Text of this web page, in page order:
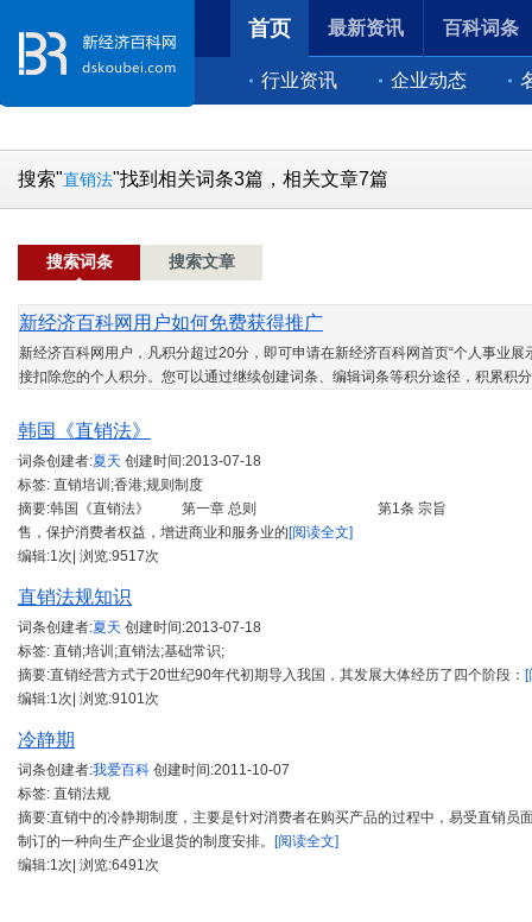
首页
行业资讯 企业动态
最新资讯 百科词条
搜索"直销法"找到相关词条3篇，相关文章7篇
搜索词条 搜索文章
新经济百科网用户如何免费获得推广
新经济百科网用户，凡积分超过20分，即可申请在新经济百科网首页“个人事业
接扣除您的个人积分。您可以通过继续创建词条、编辑词条等积分途径，积累积
韩国《直销法》
词条创建者:夏天 创建时间:2013-07-18
标签: 直销培训;香港;规则制度
摘要:韩国《直销法》 第一章 总则 第1条 宗旨 本法令目的是
售，保护消费者权益，增进商业和服务业的 [阅读全文]
编辑:1次| 浏览:9517次
直销法规知识
词条创建者:夏天 创建时间:2013-07-18
标签: 直销;培训;直销法;基础常识;
摘要:直销经营方式于20世纪90年代初期导入我国，其发展大体经历了四个阶段：
编辑:1次| 浏览:9101次
冷静期
词条创建者:我爱百科 创建时间:2011-10-07
标签: 直销法规
摘要:直销中的冷静期制度，主要是针对消费者在购买产品的过程中，易受直销
制订的一种向生产企业退货的制度安排。
[阅读全文]
编辑:1次| 浏览:6491次